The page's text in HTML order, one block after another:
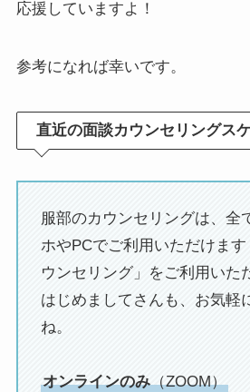
応援していますよ！
参考になれば幸いです。
直近の面談カウンセリングス
服部のカウンセリングは、全
ホやPCでご利用いただけま
ウンセリング」をご利用いた
はじめましてさんも、お気軽
ね。
オンラインのみ（ZOOM）